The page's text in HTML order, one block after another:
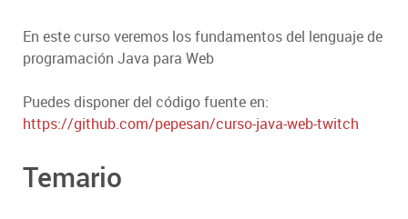
En este curso veremos los fundamentos del lenguaje de
programación Java para Web
Puedes disponer del código fuente en:
https://github.com/pepesan/curso-java-web-twitch
Temario